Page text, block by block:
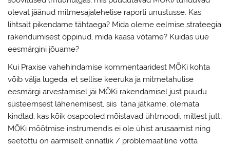
olevat jäänud mitmesajalehelise raporti unustusse. Kas
lihtsalt pikendame tähtaega? Mida oleme eelmise strateegia
rakendumisest õppinud, mida kaasa võtame? Kuidas uue
eesmärgini jõuame?
Kui Praxise vahehindamise kommentaaridest MÕKi kohta
võib välja lugeda, et sellise keeruka ja mitmetahulise
eesmärgi arvestamisel jäi MÕKi rakendamisel just puudu
süsteemsest lähenemisest, siis täna jätkame, olemata
kindlad, kas kõik osapooled mõistavad ühtmoodi, millest jutt,
MÕKi mõõtmise instrumendis ei ole ühist arusaamist ning
seetõttu on äärmiselt ennatlik / problemaatiline võtta